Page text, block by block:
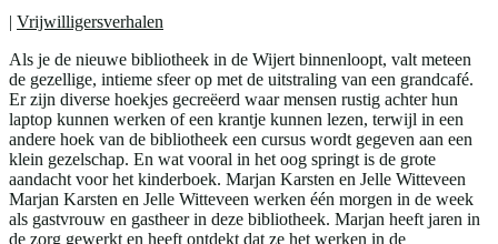
| Vrijwilligersverhalen
Als je de nieuwe bibliotheek in de Wijert binnenloopt, valt meteen
de gezellige, intieme sfeer op met de uitstraling van een grandcafé.
Er zijn diverse hoekjes gecreëerd waar mensen rustig achter hun
laptop kunnen werken of een krantje kunnen lezen, terwijl in een
andere hoek van de bibliotheek een cursus wordt gegeven aan een
klein gezelschap. En wat vooral in het oog springt is de grote
aandacht voor het kinderboek. Marjan Karsten en Jelle Witteveen
Marjan Karsten en Jelle Witteveen werken één morgen in de week
als gastvrouw en gastheer in deze bibliotheek. Marjan heeft jaren in
de zorg gewerkt en heeft ontdekt dat ze het werken in de